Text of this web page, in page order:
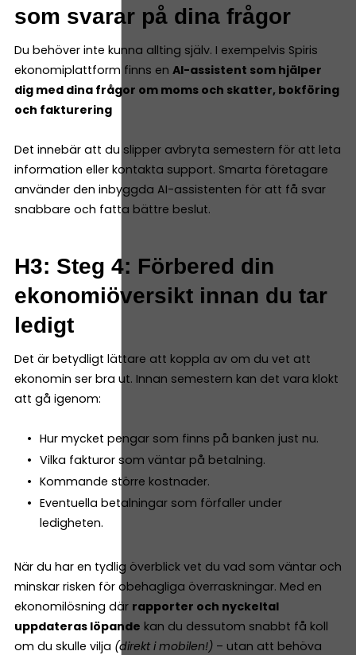
som svarar på dina frågor
Du behöver inte kunna allting själv. I exempelvis Spiris
ekonomiplattform finns en AI-assistent som hjälper
dig med dina frågor om moms och skatter, bokföring
och fakturering
Det innebär att du slipper avbryta semestern för att leta
information eller kontakta support. Smarta företagare
använder den inbyggda AI-assistenten för att få svar
snabbare och fatta bättre beslut.
H3: Steg 4: Förbered din
ekonomiöversikt innan du tar
ledigt
Det är betydligt lättare att koppla av om du vet att
ekonomin ser bra ut. Innan semestern kan det vara klokt
att gå igenom:
Hur mycket pengar som finns på banken just nu.
Vilka fakturor som väntar på betalning.
Kommande större kostnader.
Eventuella betalningar som förfaller under
ledigheten.
När du har en tydlig överblick vet du vad som väntar och
minskar risken för obehagliga överraskningar. Med en
ekonomilösning där rapporter och nyckeltal
uppdateras löpande kan du dessutom snabbt få koll
om du skulle vilja (direkt i mobilen!) – utan att behöva